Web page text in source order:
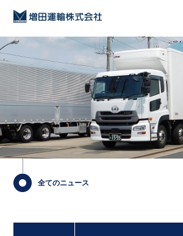
全てのニュース